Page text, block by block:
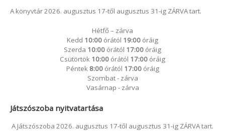
A könyvtár 2026. augusztus 17-től augusztus 31-ig ZÁRVA tart.
Hétfő – zárva
Kedd 10:00 órától 19:00 óráig
Szerda 10:00 órától 17:00 óráig
Csütörtök 10:00 órától 17:00 óráig
Péntek 8:00órától 17:00óráig
Szombat - zárva
Vasárnap - zárva
Játszószoba nyitvatartása
A Játszószoba 2026. augusztus 17-től augusztus 31-ig ZÁRVA tart.